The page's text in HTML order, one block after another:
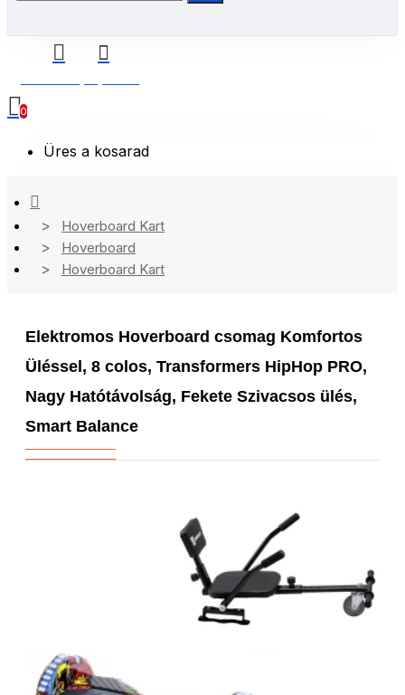
0
Üres a kosarad
Hoverboard Kart
Hoverboard
Hoverboard Kart
Elektromos Hoverboard csomag Komfortos
Üléssel, 8 colos, Transformers HipHop PRO,
Nagy Hatótávolság, Fekete Szivacsos ülés,
Smart Balance